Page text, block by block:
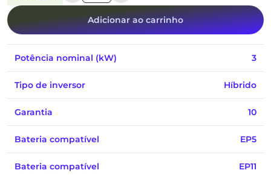
Adicionar ao carrinho
Potência nominal (kW) 3
Tipo de inversor Híbrido
Garantia 10
Bateria compatível EP5
Bateria compatível EP11